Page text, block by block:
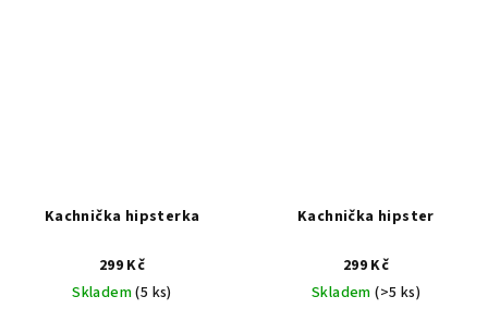
Kachnička hipsterka
299 Kč
Skladem(5 ks)
Kachnička hipster
299 Kč
Skladem(>5 ks)